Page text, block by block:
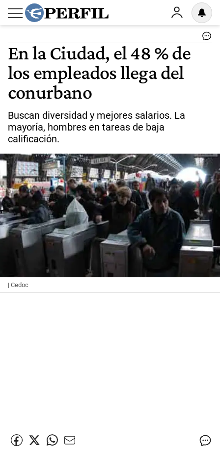
En la Ciudad, el 48 % de
los empleados llega del
conurbano
Buscan diversidad y mejores salarios. La
mayoría, hombres en tareas de baja
calificación.
| Cedoc